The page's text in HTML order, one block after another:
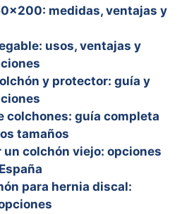
medidas, ventajas y
usos, ventajas y
y protector: guía y
colchones: guía completa
tamaños
un colchón viejo: opciones
para hernia discal: